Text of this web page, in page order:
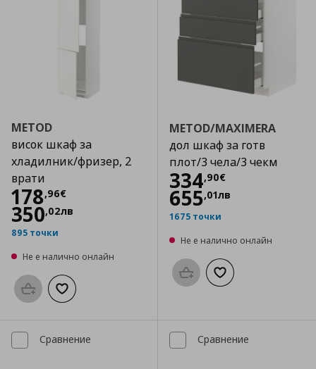
METOD
висок шкаф за
хладилник/фризер, 2
врати
178,96€
Цена
350,02лв
895 точки
Не е налично онлайн
Προσθήκη στο καλάθι
Добави към списъка с любими
METOD/MAXIMERA
дол шкаф за готв
плот/3 чела/3 чекм
334,90€
Цена
655,01лв
1675 точки
Не е налично онлайн
Προσθήκη στο καλάθι
Добави към
Сравнение Сравнение